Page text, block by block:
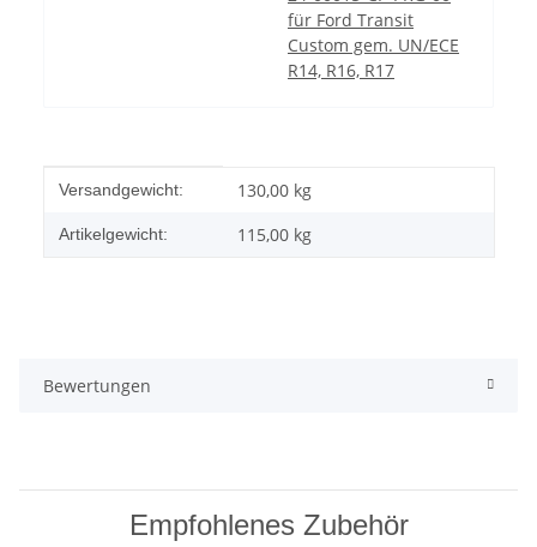
für Ford Transit
Custom gem. UN/ECE
R14, R16, R17
Produkteigenschaft
Wert
Versandgewicht: 130,00 kg
Artikelgewicht: 115,00 kg
Bewertungen
Empfohlenes Zubehör